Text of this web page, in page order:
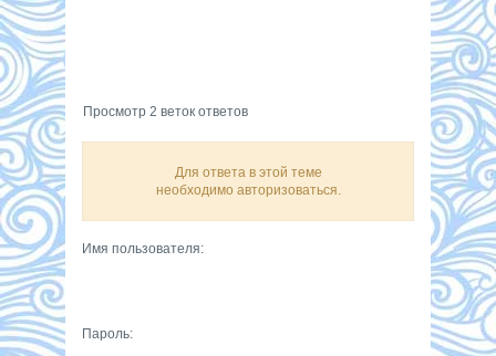
Просмотр 2 веток ответов
Для ответа в этой теме
необходимо авторизоваться.
Имя пользователя:
Пароль: